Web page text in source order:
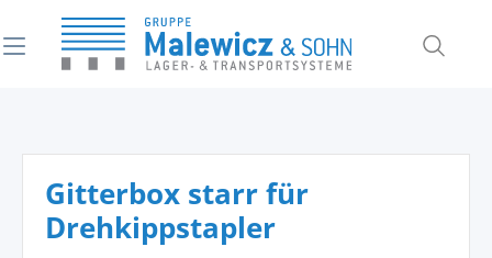
springen
Gitterbox starr für
Drehkippstapler